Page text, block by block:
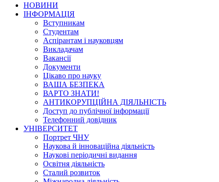
НОВИНИ
ІНФОРМАЦІЯ
Вступникам
Студентам
Аспірантам і науковцям
Викладачам
Вакансії
Документи
Цікаво про науку
ВАША БЕЗПЕКА
ВАРТО ЗНАТИ!
АНТИКОРУПЦІЙНА ДІЯЛЬНІСТЬ
Доступ до публічної інформації
Телефонний довідник
УНІВЕРСИТЕТ
Портрет ЧНУ
Наукова й інноваційна діяльність
Наукові періодичні видання
Освітня діяльність
Сталий розвиток